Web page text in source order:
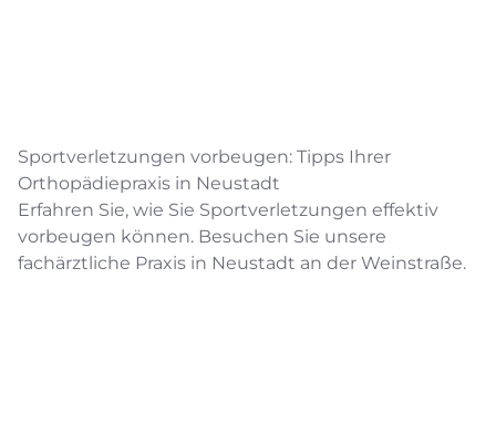
Sportverletzungen vorbeugen: Tipps Ihrer
Orthopädiepraxis in Neustadt
Erfahren Sie, wie Sie Sportverletzungen effektiv
vorbeugen können. Besuchen Sie unsere
fachärztliche Praxis in Neustadt an der Weinstraße.